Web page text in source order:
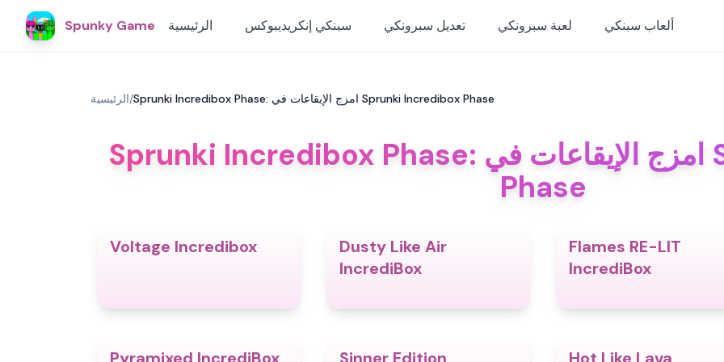
Spunky Game الرئيسية سبنكي إنكريديبوكس تعديل سبرونكي لعبة سبرونكي ألعاب سبنكي
الرئيسية/ Sprunki Incredibox Phase: امزج الإيقاعات في Sprunki Incredibox Phase
Sprunki Incredibox Phase: امزج الإيقاعات في Sprunki Incredibox
Phase
Voltage Incredibox
Dusty Like Air
IncrediBox
Flames RE-LIT
IncrediBox
4.8